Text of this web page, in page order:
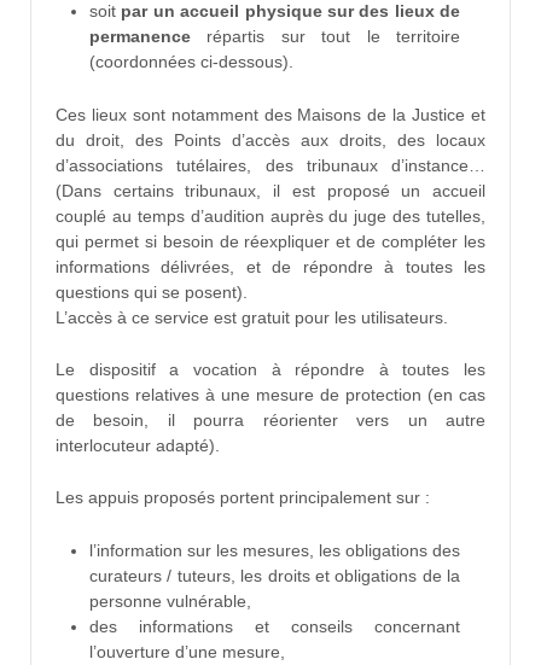
soit par un accueil physique sur des lieux de
permanence répartis sur tout le territoire
(coordonnées ci-dessous).
Ces lieux sont notamment des Maisons de la Justice et
du droit, des Points d’accès aux droits, des locaux
d’associations tutélaires, des tribunaux d’instance…
(Dans certains tribunaux, il est proposé un accueil
couplé au temps d’audition auprès du juge des tutelles,
qui permet si besoin de réexpliquer et de compléter les
informations délivrées, et de répondre à toutes les
questions qui se posent).
L’accès à ce service est gratuit pour les utilisateurs.
Le dispositif a vocation à répondre à toutes les
questions relatives à une mesure de protection (en cas
de besoin, il pourra réorienter vers un autre
interlocuteur adapté).
Les appuis proposés portent principalement sur :
l’information sur les mesures, les obligations des
curateurs / tuteurs, les droits et obligations de la
personne vulnérable,
des informations et conseils concernant
l’ouverture d’une mesure,